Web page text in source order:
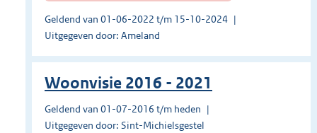
Geldend van 01-06-2022 t/m 15-10-2024
Uitgegeven door: Ameland
Woonvisie 2016 - 2021
Geldend van 01-07-2016 t/m heden
Uitgegeven door: Sint-Michielsgestel